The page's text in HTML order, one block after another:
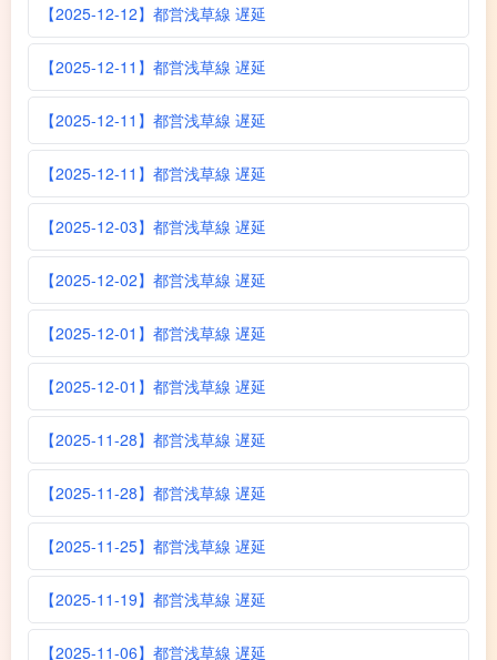
【2025-12-12】都営浅草線 遅延
【2025-12-11】都営浅草線 遅延
【2025-12-11】都営浅草線 遅延
【2025-12-11】都営浅草線 遅延
【2025-12-03】都営浅草線 遅延
【2025-12-02】都営浅草線 遅延
【2025-12-01】都営浅草線 遅延
【2025-12-01】都営浅草線 遅延
【2025-11-28】都営浅草線 遅延
【2025-11-28】都営浅草線 遅延
【2025-11-25】都営浅草線 遅延
【2025-11-19】都営浅草線 遅延
【2025-11-06】都営浅草線 遅延